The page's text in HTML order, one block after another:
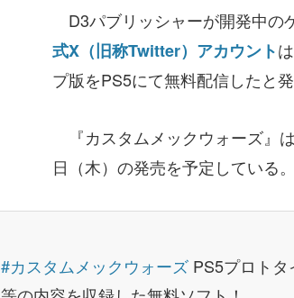
D3パブリッシャーが開発中の
式X（旧称Twitter）アカウント
プ版をPS5にて無料配信したと発
『カスタムメックウォーズ』
日（木）の発売を予定している。
#カスタムメックウォーズ PS5プロト